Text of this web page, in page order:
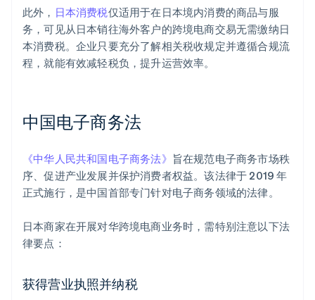
此外， 日本消费税仅适用于在日本境内消费的商品与服
务，可见从日本销往海外客户的跨境电商交易无需缴纳日
本消费税。企业只要充分了解相关税收规定并遵循合规流
程，就能有效减轻税负，提升运营效率。
中国电子商务法
《中华人民共和国电子商务法》 旨在规范电子商务市场秩
序、促进产业发展并保护消费者权益。该法律于 2019 年
正式施行，是中国首部专门针对电子商务领域的法律。
日本商家在开展对华跨境电商业务时，需特别注意以下法
律要点：
获得营业执照并纳税